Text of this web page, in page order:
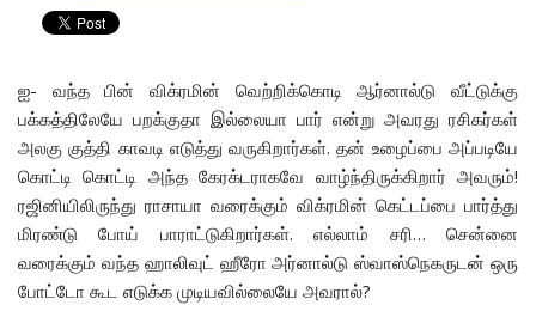
ஐ- வந்த பின் விக்ரமின் வெற்றிக்கொடி ஆர்னால்டு வீட்டுக்கு
பக்கத்திலேயே பறக்குதா இல்லையா பார் என்று அவரது ரசிகர்கள்
அலகு குத்தி காவடி எடுத்து வருகிறார்கள். தன் உழைப்பை அப்படியே
கொட்டி கொட்டி அந்த கேரக்டராகவே வாழ்ந்திருக்கிறார் அவரும்!
ரஜினியிலிருந்து ராசாயா வரைக்கும் விக்ரமின் கெட்டப்பை பார்த்து
மிரண்டு போய் பாராட்டுகிறார்கள். எல்லாம் சரி… சென்னை
வரைக்கும் வந்த ஹாலிவுட் ஹீரோ அர்னால்டு ஸ்வாஸ்நெகருடன் ஒரு
போட்டோ கூட எடுக்க முடியவில்லையே அவரால்?